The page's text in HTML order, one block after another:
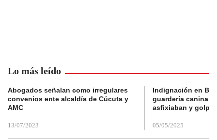
Lo más leído
Abogados señalan como irregulares
convenios ente alcaldía de Cúcuta y
AMC
13/07/2023
Indignación en
guardería canina
asfixiaban y
05/05/2025